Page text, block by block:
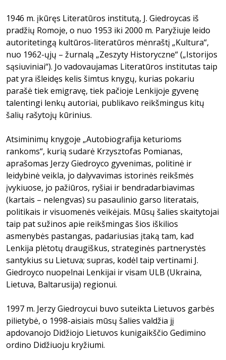
1946 m. įkūręs Literatūros institutą, J. Giedroycas iš
pradžių Romoje, o nuo 1953 iki 2000 m. Paryžiuje leido
autoritetingą kultūros-literatūros mėnraštį „Kultura“,
nuo 1962-ųjų – žur­nalą „Zeszyty Historyczne“ („Istorijos
sąsiuviniai“). Jo vadovaujamas Lite­ratūros institutas taip
pat yra išleidęs kelis šimtus knygų, kurias pokariu
parašė tiek emigravę, tiek pačioje Lenkijoje gyvenę
talentingi lenkų autoriai, publikavo reikšmin­gus kitų
šalių rašytojų kūrinius.
Atsiminimų knygoje „Autobiografija keturioms
rankoms“, kurią sudarė Krzysztofas Pomianas,
aprašomas Jerzy Giedroyco gyvenimas, politinė ir
leidybinė veikla, jo dalyvavimas istorinės reikšmės
įvykiuose, jo pažiūros, ryšiai ir bendradarbiavimas
(kartais – nelengvas) su pasaulinio garso literatais,
politikais ir visuomenės veikėjais. Mūsų šalies skaitytojai
taip pat sužinos apie reikšmingas šios iškilios
asmenybės pastangas, padariusias įtaką tam, kad
Lenkija plėtotų draugiškus, strateginės partnerystės
santykius su Lietuva; supras, kodėl taip vertinami J.
Giedroyco nuopelnai Lenkijai ir visam ULB (Ukraina,
Lietuva, Baltarusija) regionui.
1997 m. Jerzy Giedroycui buvo suteikta Lietuvos garbės
pilietybė, o 1998-aisiais mūsų šalies valdžia jį
apdovanojo Didžiojo Lietuvos kunigaikščio Gedimino
ordino Didžiuoju kryžiumi.